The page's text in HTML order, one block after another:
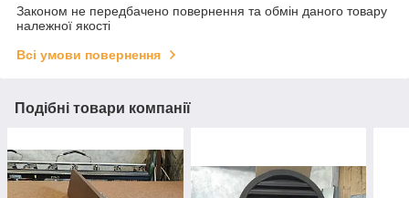
Законом не передбачено повернення та обмін даного товару
належної якості
Всі умови повернення
Подібні товари компанії